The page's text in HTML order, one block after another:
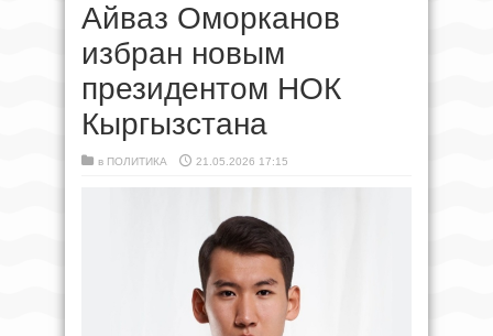
Айваз Оморканов
избран новым
президентом НОК
Кыргызстана
в ПОЛИТИКА 21.05.2026 17:15